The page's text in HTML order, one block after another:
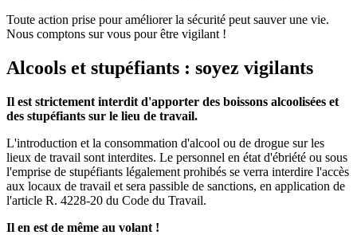
Toute action prise pour améliorer la sécurité peut sauver une vie.
Nous comptons sur vous pour être vigilant !
Alcools et stupéfiants : soyez vigilants
Il est strictement interdit d'apporter des boissons alcoolisées et
des stupéfiants sur le lieu de travail.
L'introduction et la consommation d'alcool ou de drogue sur les
lieux de travail sont interdites. Le personnel en état d'ébriété ou sous
l'emprise de stupéfiants légalement prohibés se verra interdire l'accès
aux locaux de travail et sera passible de sanctions, en application de
l'article R. 4228-20 du Code du Travail.
Il en est de même au volant !